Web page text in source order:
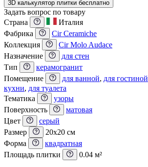
3D калькулятор плитки бесплатно
Задать вопрос по товару
Страна
Италия
Фабрика
Cir Ceramiche
Коллекция
Cir Molo Audace
Назначение
для стен
Тип
керамогранит
Помещение
для ванной, для гостиной
кухни, для туалета
Тематика
узоры
Поверхность
матовая
Цвет
серый
Размер
20x20 см
Форма
квадратная
Площадь плитки
0.04 м²